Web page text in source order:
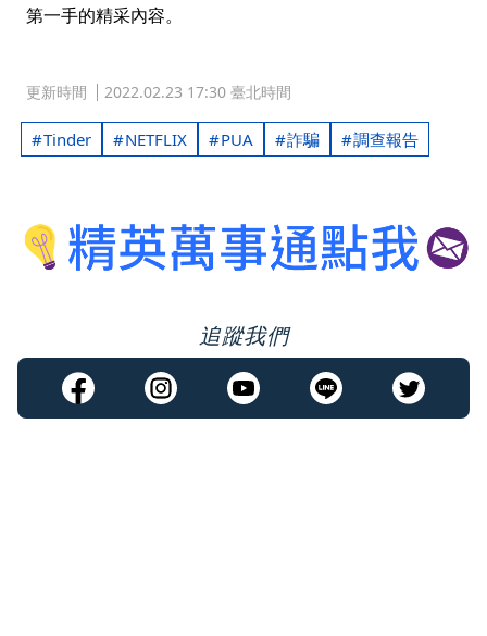
第一手的精采內容。
更新時間 2022.02.23 17:30 臺北時間
Tinder NETFLIX PUA 詐騙 調查報告
追蹤我們